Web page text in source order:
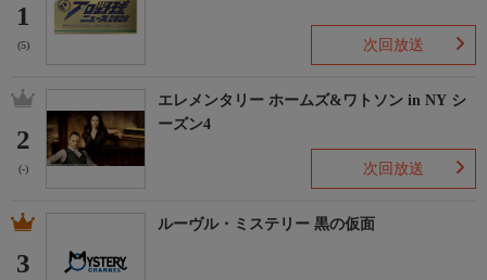
1
(5) 次回放送
2
(-)
エレメンタリー ホームズ&ワトソン in NY シ
ーズン4
次回放送
3
ルーヴル・ミステリー 黒の仮面